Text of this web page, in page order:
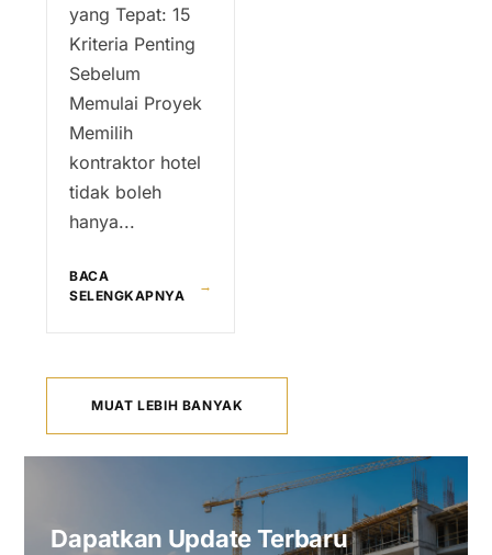
yang Tepat: 15
Kriteria Penting
Sebelum
Memulai Proyek
Memilih
kontraktor hotel
tidak boleh
hanya...
BACA
SELENGKAPNYA
→
MUAT LEBIH BANYAK
Dapatkan Update Terbaru